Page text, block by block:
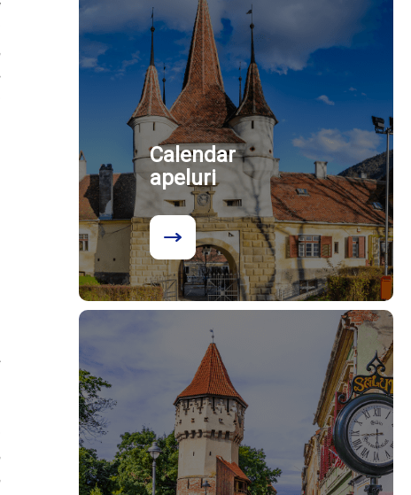
Calendar
apeluri